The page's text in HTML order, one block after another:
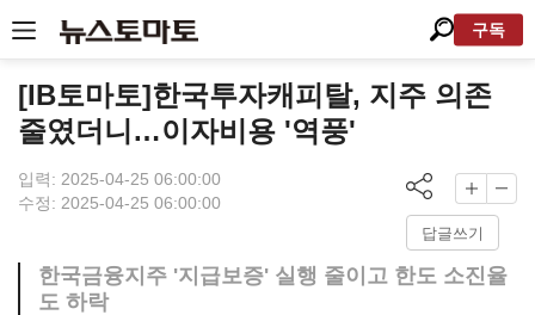
구독
[IB토마토]한국투자캐피탈, 지주 의존
줄였더니…이자비용 '역풍'
입력: 2025-04-25 06:00:00
수정: 2025-04-25 06:00:00
답글쓰기
한국금융지주 '지급보증' 실행 줄이고 한도 소진율
도 하락